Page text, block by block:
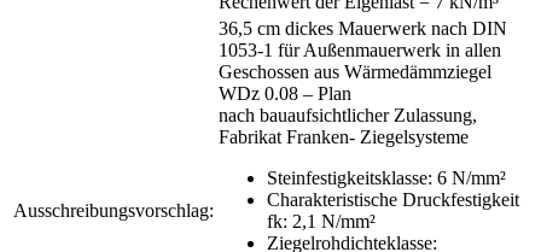
Ausschreibungsvorschlag:
36,5 cm dickes Mauerwerk nach DIN
1053-1 für Außenmauerwerk in allen
Geschossen aus Wärmedämmziegel
WDz 0.08 – Plan
nach bauaufsichtlicher Zulassung,
Fabrikat Franken- Ziegelsysteme
Steinfestigkeitsklasse: 6 N/mm²
Charakteristische Druckfestigkeit
fk: 2,1 N/mm²
Ziegelrohdichteklasse: